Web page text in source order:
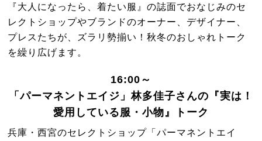
『大人になったら、着たい服』の誌面でおなじみのセ
レクトショップやブランドのオーナー、デザイナー、
プレスたちが、ズラリ勢揃い！秋冬のおしゃれトーク
を繰り広げます。
16:00～
「パーマネントエイジ」林多佳子さんの『実は！
愛用している服・小物』トーク
兵庫・西宮のセレクトショップ「パーマネントエイ